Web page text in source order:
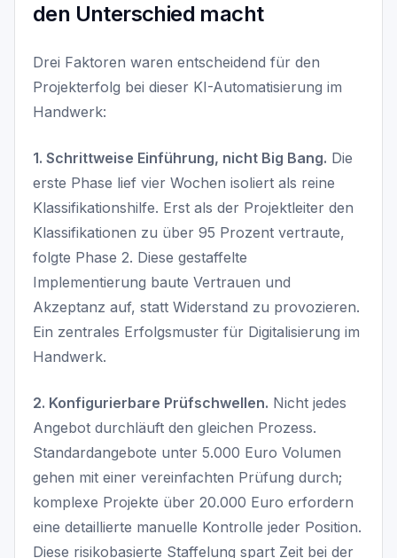
den Unterschied macht
Drei Faktoren waren entscheidend für den
Projekterfolg bei dieser KI-Automatisierung im
Handwerk:
1. Schrittweise Einführung, nicht Big Bang. Die
erste Phase lief vier Wochen isoliert als reine
Klassifikationshilfe. Erst als der Projektleiter den
Klassifikationen zu über 95 Prozent vertraute,
folgte Phase 2. Diese gestaffelte
Implementierung baute Vertrauen und
Akzeptanz auf, statt Widerstand zu provozieren.
Ein zentrales Erfolgsmuster für Digitalisierung im
Handwerk.
2. Konfigurierbare Prüfschwellen. Nicht jedes
Angebot durchläuft den gleichen Prozess.
Standardangebote unter 5.000 Euro Volumen
gehen mit einer vereinfachten Prüfung durch;
komplexe Projekte über 20.000 Euro erfordern
eine detaillierte manuelle Kontrolle jeder Position.
Diese risikobasierte Staffelung spart Zeit bei der